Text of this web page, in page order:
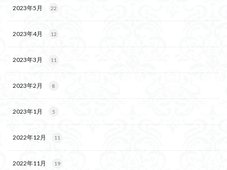
2023年5月 22
2023年4月 12
2023年3月 11
2023年2月 8
2023年1月 5
2022年12月 11
2022年11月 19